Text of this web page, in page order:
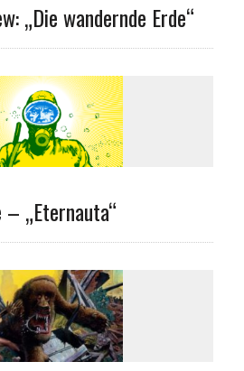
„Die wandernde Erde“
– „Eternauta“